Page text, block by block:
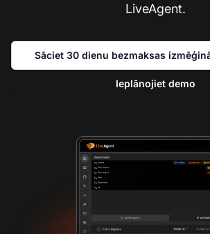
LiveAgent.
Sāciet 30 dienu bezmaksas
Ieplānojiet demo